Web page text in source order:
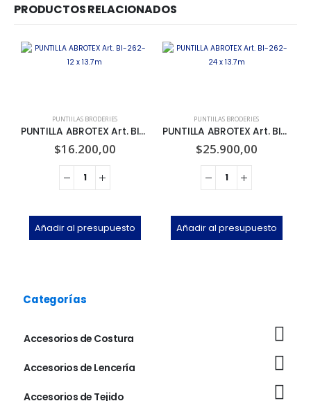
PRODUCTOS RELACIONADOS
PUNTIILAS BRODERIES
PUNTILLA ABROTEX Art. BI-262-12 x 13.7m
$16.200,00
Añadir al presupuesto
PUNTIILAS BRODERIES
PUNTILLA ABROTEX Art. BI-262-24 x 13.7m
$25.900,00
Añadir al presupuesto
Categorías
Accesorios de Costura
Accesorios de Lencería
Accesorios de Tejido